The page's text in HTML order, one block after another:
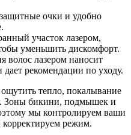
очки и удобно
участок лазером,
уменьшить дискомфорт.
волос лазером наносит
рекомендации по уходу.
тепло, покалывание
Зоны бикини, подмышек и
мы контролируем ваши
режим.